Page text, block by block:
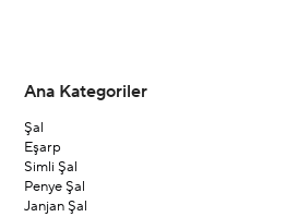
Ana Kategoriler
Şal
Eşarp
Simli Şal
Penye Şal
Janjan Şal